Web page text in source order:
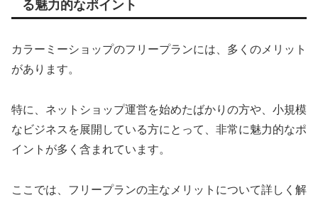
る魅力的なポイント
カラーミーショップのフリープランには、多くのメリット
があります。
特に、ネットショップ運営を始めたばかりの方や、小規模
なビジネスを展開している方にとって、非常に魅力的なポ
イントが多く含まれています。
ここでは、フリープランの主なメリットについて詳しく解